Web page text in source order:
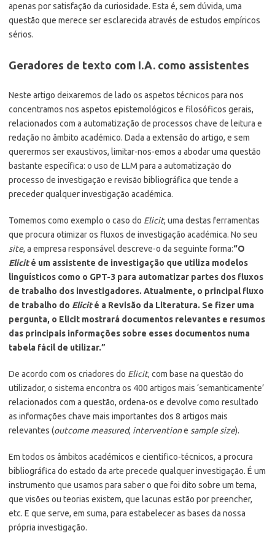
apenas por satisfação da curiosidade. Esta é, sem dúvida, uma
questão que merece ser esclarecida através de estudos empíricos
sérios.
Geradores de texto com I.A. como assistentes
Neste artigo deixaremos de lado os aspetos técnicos para nos
concentramos nos aspetos epistemológicos e filosóficos gerais,
relacionados com a automatização de processos chave de leitura e
redação no âmbito académico. Dada a extensão do artigo, e sem
querermos ser exaustivos, limitar-nos-emos a abodar uma questão
bastante específica: o uso de LLM para a automatização do
processo de investigação e revisão bibliográfica que tende a
preceder qualquer investigação académica.
Tomemos como exemplo o caso do Elicit, uma destas ferramentas
que procura otimizar os fluxos de investigação académica. No seu
site, a empresa responsável descreve-o da seguinte forma:“O
Elicité um assistente de investigação que utiliza modelos
linguísticos como o GPT-3 para automatizar partes dos fluxos
de trabalho dos investigadores. Atualmente, o principal fluxo
de trabalho do Elicité a Revisão da Literatura. Se fizer uma
pergunta, o Elicit mostrará documentos relevantes e resumos
das principais informações sobre esses documentos numa
tabela fácil de utilizar.”
De acordo com os criadores do Elicit, com base na questão do
utilizador, o sistema encontra os 400 artigos mais ‘semanticamente’
relacionados com a questão, ordena-os e devolve como resultado
as informações chave mais importantes dos 8 artigos mais
relevantes (outcome measured, interventione sample size).
Em todos os âmbitos académicos e cientifico-técnicos, a procura
bibliográfica do estado da arte precede qualquer investigação. É um
instrumento que usamos para saber o que foi dito sobre um tema,
que visões ou teorias existem, que lacunas estão por preencher,
etc. E que serve, em suma, para estabelecer as bases da nossa
própria investigação.